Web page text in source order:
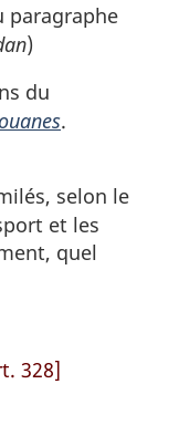
paragraphe
)
du
.
selon le
et les
quel
328]